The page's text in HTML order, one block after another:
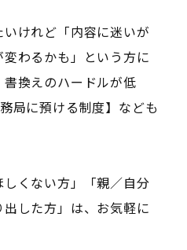
けれど「内容に迷いが
わるかも」という方に
換えのハードルが低
局に預ける制度】なども
しくない方」「親／自分
した方」は、お気軽に